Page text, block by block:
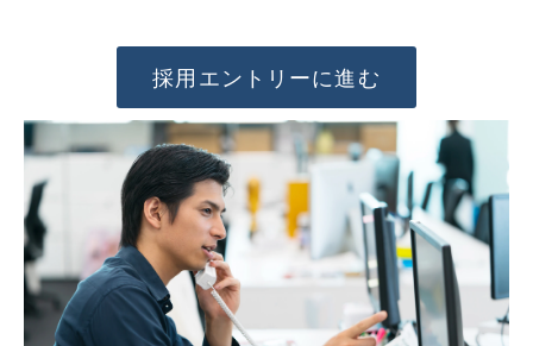
採用情報
採用エントリーに進む